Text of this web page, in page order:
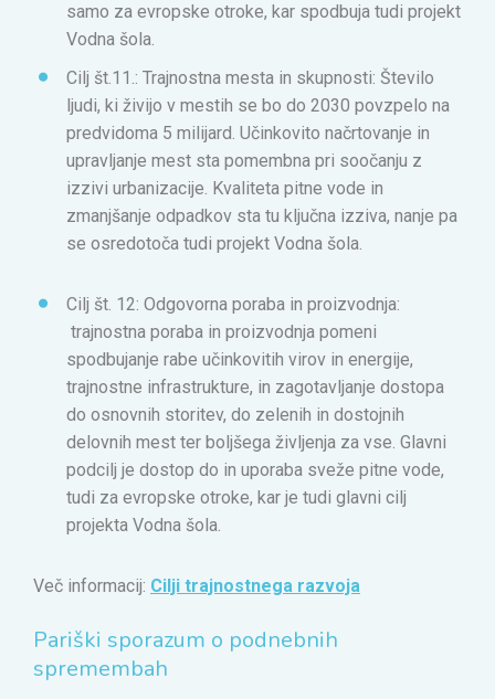
samo za evropske otroke, kar spodbuja tudi projekt
Vodna šola.
Cilj št.11.: Trajnostna mesta in skupnosti: Število
ljudi, ki živijo v mestih se bo do 2030 povzpelo na
predvidoma 5 milijard. Učinkovito načrtovanje in
upravljanje mest sta pomembna pri soočanju z
izzivi urbanizacije. Kvaliteta pitne vode in
zmanjšanje odpadkov sta tu ključna izziva, nanje pa
se osredotoča tudi projekt Vodna šola.
Cilj št. 12: Odgovorna poraba in proizvodnja:
trajnostna poraba in proizvodnja pomeni
spodbujanje rabe učinkovitih virov in energije,
trajnostne infrastrukture, in zagotavljanje dostopa
do osnovnih storitev, do zelenih in dostojnih
delovnih mest ter boljšega življenja za vse. Glavni
podcilj je dostop do in uporaba sveže pitne vode,
tudi za evropske otroke, kar je tudi glavni cilj
projekta Vodna šola.
Več informacij: Cilji trajnostnega razvoja
Pariški sporazum o podnebnih
spremembah